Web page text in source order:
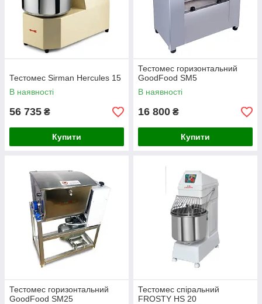
Тестомес Sirman Hercules 15
В наявності
56 735 ₴
Купити
Тестомес горизонтальний
GoodFood SM5
В наявності
16 800 ₴
Купити
Тестомес горизонтальний
GoodFood SM25
Тестомес спіральний
FROSTY HS 20